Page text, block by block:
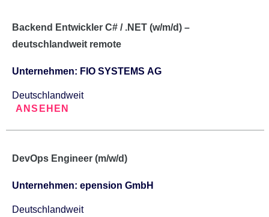
Backend Entwickler C# / .NET (w/m/d) –
deutschlandweit remote
Unternehmen: FIO SYSTEMS AG
Deutschlandweit
ANSEHEN
DevOps Engineer (m/w/d)
Unternehmen: epension GmbH
Deutschlandweit